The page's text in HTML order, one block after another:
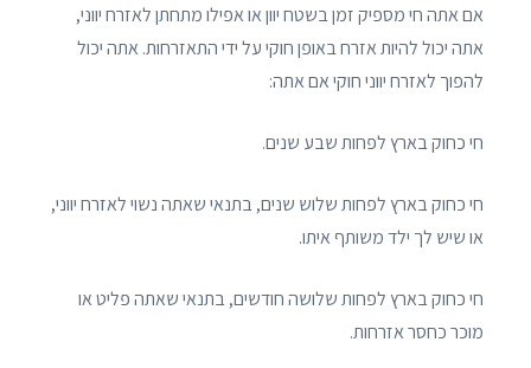
אם אתה חי מספיק זמן בשטח יוון או אפילו מתחתן לאזרח יווני,
אתה יכול להיות אזרח באופן חוקי על ידי התאזרחות. אתה יכול
להפוך לאזרח יווני חוקי אם אתה:
חי כחוק בארץ לפחות שבע שנים.
חי כחוק בארץ לפחות שלוש שנים, בתנאי שאתה נשוי לאזרח יווני,
או שיש לך ילד משותף איתו.
חי כחוק בארץ לפחות שלושה חודשים, בתנאי שאתה פליט או
מוכר כחסר אזרחות.